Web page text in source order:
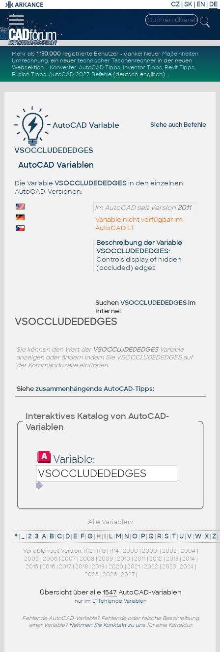
CZ | SK| EN | DE
Mehr als1.130.000 registrierte Benutzer - danke! Neuer Maßeinheiten
Umrechnung, ein neuertechnischer Taschenrechner in der neuen
Websektion – Konverter.AutoCAD Tipps, Inventor Tipps, Revit Tipps,
Fusion Tipps.AutoCAD-2027-Befehle (deutsch-englisch).
Siehe auchBefehle
AutoCAD Variable
VSOCCLUDEDEDGES
AutoCAD Variablen
Die Variable VSOCCLUDEDEDGESin den einzelnen
AutoCAD-Versionen:
Im AutoCAD seit Version 2011
Variable nicht verfügbar im
AutoCAD LT
Beschreibung der Variable
VSOCCLUDEDEDGES:
Controls display of hidden
(occluded) edges
SuchenVSOCCLUDEDEDGESim
Internet
VSOCCLUDEDEDGES
Sie können den Wert der VSOCCLUDEDEDGESVariable
anzeigen oder ändern indem Sie VSOCCLUDEDEDGES auf
der Kommandozeile eintippen.
Siehezusammenhängende AutoCAD-Tipps:
Interaktives Katalog von AutoCAD-
Variablen
Variable:
Alle Variablen:
*| _|2|3|A| B|C| D| E| F|G| H| I| L| M| N|O| P|Q| R|S|T| U|V|W|X|Z|
Variablen seit Version: R12 | R13 | R14 | 2000 | 2000i | 2002 | 2004 |
2005 | 2006| 2007| 2008| 2009| 2010 | 2011| 2012 | 2013| 2014|
2015 | 2016| 2017| 2018| 2019| 2020 | 2021| 2022 | 2023| 2024|
2025 | 2026| 2027|
Übersicht über alle 1547 AutoCAD-Variablen
nur im LT fehlende Variablen
Fehlende AutoCAD-Variable? Fehlende oder falsche Beschreibung
einer Variable? Nehmen Sie Konktakt zu unsfür eine Korrektur.